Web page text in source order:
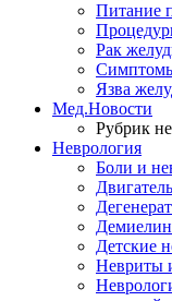
Питание
Рак
Язва
Мед.Новости
Рубрик
Неврология
Боли и
Детские
Невриты